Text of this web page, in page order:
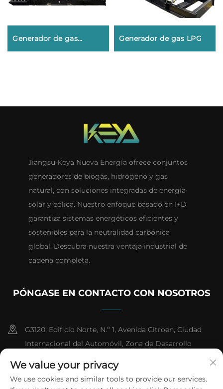
Generador de gas
natural
Generador de gas LPG
Jiangsu Keya Nueva Energía ofrece conjuntos
generadores de biogás, hidrógeno y gas
natural, con soluciones integradas de energía
solar y eólica. Nuestro enfoque basado en I+D
garantiza sistemas energéticos eficientes y
sostenibles para la neutralidad carbónica
global. Descubra nuestra ventaja industrial de
cadena completa.
PÓNGASE EN CONTACTO CON NOSOTROS
G3120, Edificio Norte, N.º 1, Avenida Citroen, Ciudad
Internacional del Automóvil, Zona de Desarrollo
Industrial Farmacéutico de Alta Tecnología, Ciudad de
Taizhou, Provincia de Jiangsu
We value your privacy
We use cookies and similar tools to provide our services.